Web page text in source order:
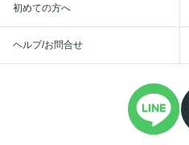
初めての方へ
ヘルプ/お問合せ